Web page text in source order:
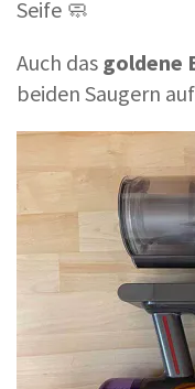
Seife 🧼
Auch das goldene
beiden Saugern